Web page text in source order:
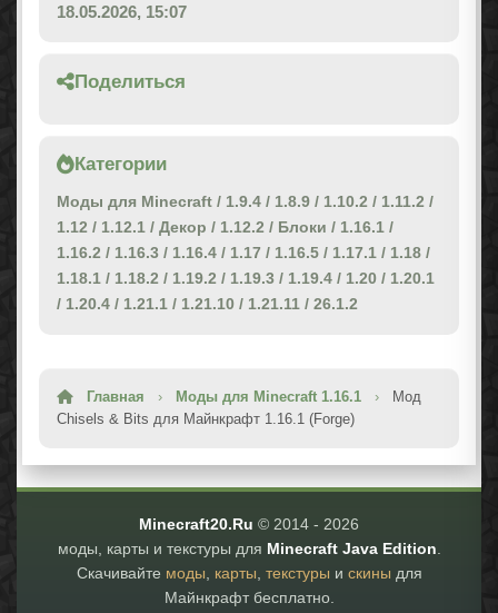
18.05.2026, 15:07
Поделиться
Категории
Моды для Minecraft / 1.9.4 / 1.8.9 / 1.10.2 / 1.11.2 /
1.12 / 1.12.1 / Декор / 1.12.2 / Блоки / 1.16.1 /
1.16.2 / 1.16.3 / 1.16.4 / 1.17 / 1.16.5 / 1.17.1 / 1.18 /
1.18.1 / 1.18.2 / 1.19.2 / 1.19.3 / 1.19.4 / 1.20 / 1.20.1
/ 1.20.4 / 1.21.1 / 1.21.10 / 1.21.11 / 26.1.2
Главная › Моды для Minecraft 1.16.1 ›
Мод
Chisels & Bits для Майнкрафт 1.16.1 (Forge)
Minecraft20.Ru © 2014 - 2026
моды, карты и текстуры для Minecraft Java Edition
Скачивайте моды карты текстуры и скины для
Майнкрафт бесплатно.